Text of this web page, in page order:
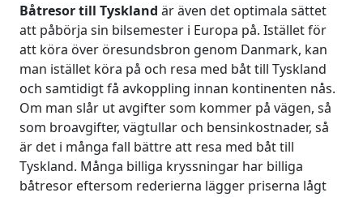
Båtresor till Tyskland är även det optimala sättet
att påbörja sin bilsemester i Europa på. Istället för
att köra över öresundsbron genom Danmark, kan
man istället köra på och resa med båt till Tyskland
och samtidigt få avkoppling innan kontinenten nås.
Om man slår ut avgifter som kommer på vägen, så
som broavgifter, vägtullar och bensinkostnader, så
är det i många fall bättre att resa med båt till
Tyskland. Många billiga kryssningar har billiga
båtresor eftersom rederierna lägger priserna lågt